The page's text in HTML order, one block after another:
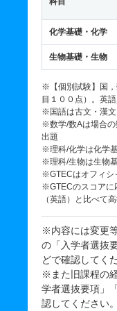
化学基礎・化学
生物基礎・生物
※【個別試験】国
目１００点）。英
※国語は古文・漢文
※数学/数Aは場合の
出題
※理科/化学は化学
※理科/生物は生物
※GTECはオフィシ
※GTECのスコアに
（英語）と比べて
※内容には変更
の「入学者選抜
どで確認してく
※また旧課程の
学者選抜要項」
認してください。